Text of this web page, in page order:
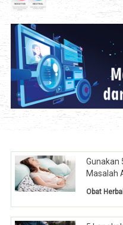
Gunakan
Masalah
Obat Herbal